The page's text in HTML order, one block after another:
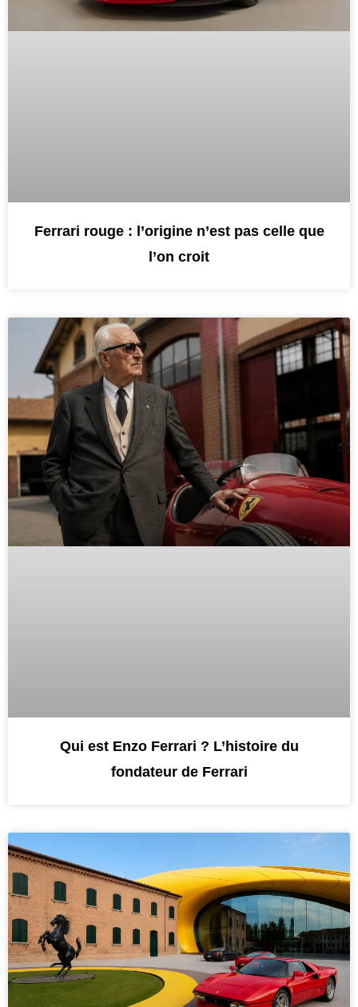
Ferrari rouge : l’origine n’est pas celle que
l’on croit
Qui est Enzo Ferrari ? L’histoire du
fondateur de Ferrari